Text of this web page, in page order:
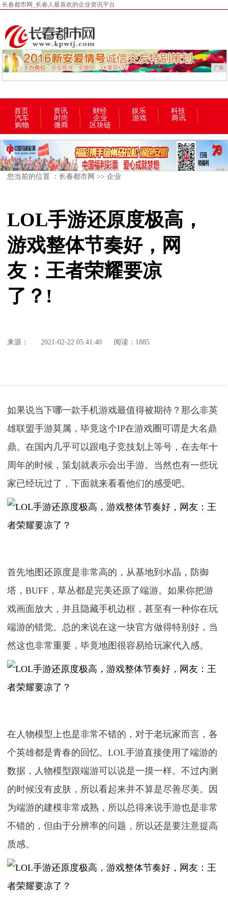
长春都市网_长春人最喜欢的企业资讯平台
广告
首页 资讯 财经 娱乐
科技
汽车
时尚 企业 游戏
商讯
购物
微商 区块链
广告
您当前的位置 ：长春都市网 >>企业
LOL手游还原度极高，
游戏整体节奏好，网
友：王者荣耀要凉
了？!
来源： 2021-02-22 05:41:40 阅读：1885
如果说当下哪一款手机游戏最值得被期待？那么非英
雄联盟手游莫属，毕竟这个IP在游戏圈可谓是大名鼎
鼎。在国内几乎可以跟电子竞技划上等号，在去年十
周年的时候，策划就表示会出手游。当然也有一些玩
家已经玩过了，下面就来看看他们的感受吧。
首先地图还原度是非常高的，从基地到水晶，防御
塔，BUFF，草丛都是完美还原了端游。如果你把游
戏画面放大，并且隐藏手机边框，甚至有一种你在玩
端游的错觉。总的来说在这一块官方做得特别好，当
然这也非常重要，毕竟地图很容易给玩家代入感。
在人物模型上也是非常不错的，对于老玩家而言，各
个英雄都是青春的回忆。LOL手游直接使用了端游的
数据，人物模型跟端游可以说是一摸一样。不过内测
的时候没有皮肤，所以看起来并不算是尽善尽美。因
为端游的建模非常成熟，所以总得来说手游也是非常
不错的，但由于分辨率的问题，所以还是要注意提高
质感。